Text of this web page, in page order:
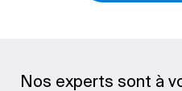
Nos experts sont à